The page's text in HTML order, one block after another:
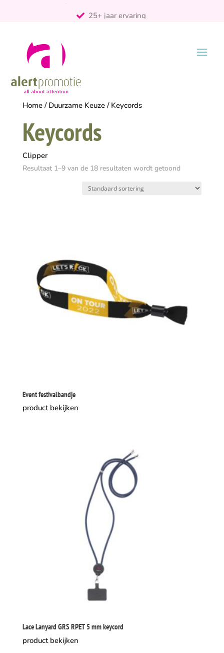
25+ jaar ervaring
Home/ Duurzame Keuze/ Keycords
Keycords
Clipper
Resultaat 1–9 van de 18 resultaten wordt getoond
Event festivalbandje
product bekijken
Lace Lanyard GRS RPET 5 mm keycord
product bekijken